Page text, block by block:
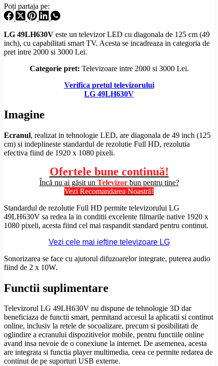
Poți partaja pe:
LG 49LH630V este un televizor LED cu diagonala de 125 cm (49
inch), cu capabilitati smart TV. Acesta se incadreaza in categoria de
pret intre 2000 si 3000 Lei.
Categorie pret: Televizoare intre 2000 si 3000 Lei.
Verifica pretul televizorului
LG 49LH630V
Imagine
Ecranul, realizat in tehnologie LED, are diagonala de 49 inch (125
cm) si indeplineste standardul de rezolutie Full HD, rezolutia
efectiva fiind de 1920 x 1080 pixeli.
Ofertele bune continuă!
Încă nu ai găsit un Televizor bun pentru tine?
Vezi Recomandarea Noastră!
Standardul de rezolutie Full HD permite televizorului LG
49LH630V sa redea la in conditii excelente filmarile native 1920 x
1080 pixeli, acesta fiind cel mai raspandit standard pentru continut.
Vezi cele mai ieftine televizoare LG
Sonorizarea se face cu ajutorul difuzoarelor integrate, puterea audio
fiind de 2 x 10W.
Functii suplimentare
Televizorul LG 49LH630V nu dispune de tehnologie 3D dar
beneficiaza de functii smart, permitand accesul la aplicatii si continut
online, inclusiv la retele de socoalizare, precum si posibilitati de
oglindire a ecranului dispozitivelor mobile, pentru functiile online
avand insa nevoie de o conexiune la internet. De asemenea, acesta
are integrata si functia player multimedia, ceea ce permite redarea de
continut de pe suporturi USB externe.